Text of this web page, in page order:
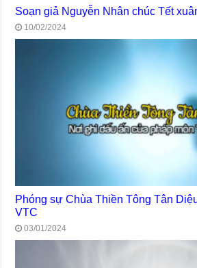
Soạn giả Nguyễn Nhân chúc Tết
10/02/2024
Phóng sự Chùa Thiền Tông Tân
VTC
03/01/2024